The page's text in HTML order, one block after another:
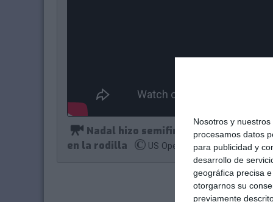
Nosotros y nuestros
procesamos datos
para publicidad y
desarrollo de
geográfica precisa
otorgarnos su
previamente
Nadal hizo semifinal el año pasado
en la rodilla
US Open Tennis